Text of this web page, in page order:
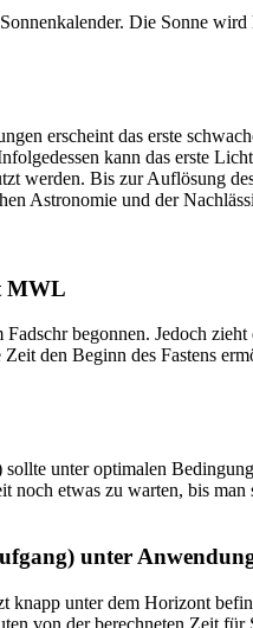
Die Sonne
erscheint das erste
kann das erste
werden. Bis zur Auflösung
Astronomie und der
MWL
begonnen. Jedoch
Zeit den Beginn des Fastens
sollte unter optimalen
noch etwas zu warten, bis man
unter
knapp unter dem Horizont